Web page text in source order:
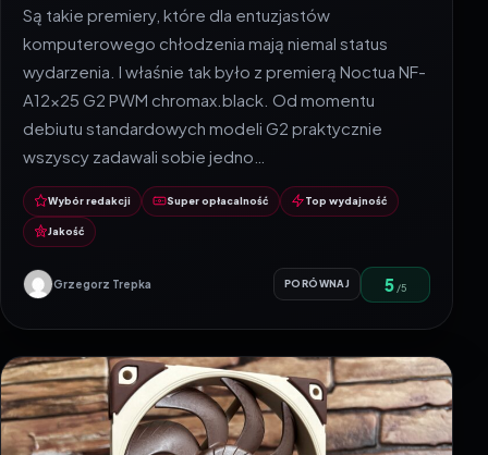
Są takie premiery, które dla entuzjastów
komputerowego chłodzenia mają niemal status
wydarzenia. I właśnie tak było z premierą Noctua NF-
A12x25 G2 PWM chromax.black. Od momentu
debiutu standardowych modeli G2 praktycznie
wszyscy zadawali sobie jedno…
Wybór redakcji Super opłacalność Top wydajność
Jakość
Grzegorz Trepka PORÓWNAJ 5 /5